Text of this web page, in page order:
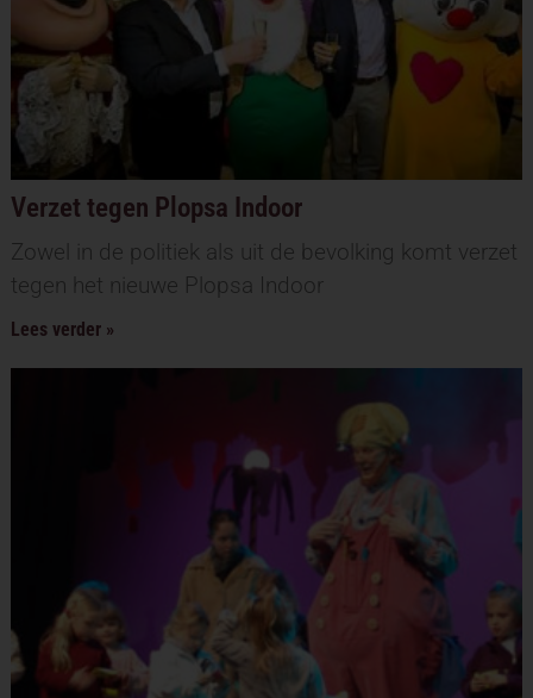
Verzet tegen Plopsa Indoor
Zowel in de politiek als uit de bevolking komt verzet
tegen het nieuwe Plopsa Indoor
Lees verder »